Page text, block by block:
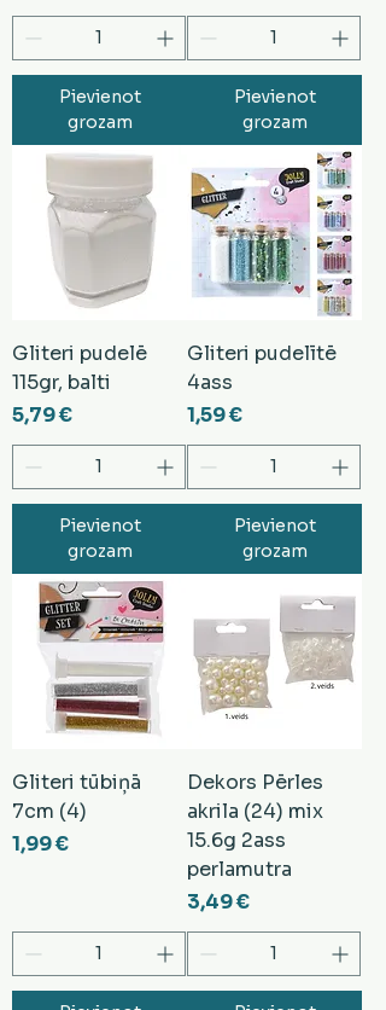
Pievienot
grozam
Pievienot
grozam
Gliteri pudelē
115gr, balti
Cena
5,79 €
Pievienot
grozam
Gliteri pudelītē
4ass
Cena
1,59 €
Pievienot
grozam
Gliteri tūbiņā
7cm (4)
Cena
1,99 €
Dekors Pērles
akrila (24) mix
15.6g 2ass
perlamutra
Cena
3,49 €